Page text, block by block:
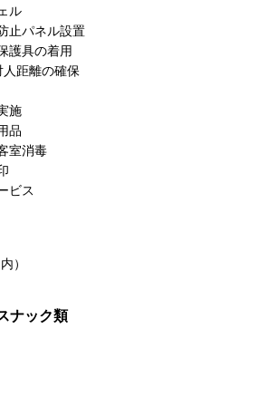
ル
止パネル設置
護具の着用
人距離の確保
施
品
室消毒
ビス
）
ナック類